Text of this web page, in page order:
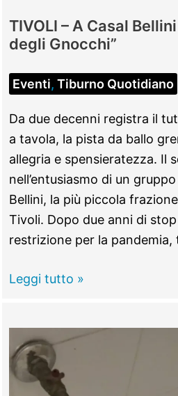
TIVOLI – A Casal
degli Gnocchi”
Eventi, Tiburno Quotidiano
Da due decenni registra il
a tavola, la pista da ballo
allegria e spensieratezza. Il
nell’entusiasmo di un
Bellini, la più piccola
Tivoli. Dopo due anni di
restrizione per la pandemia,
TIVOLI
Casal
Bellini
torna
Leggi tutto »